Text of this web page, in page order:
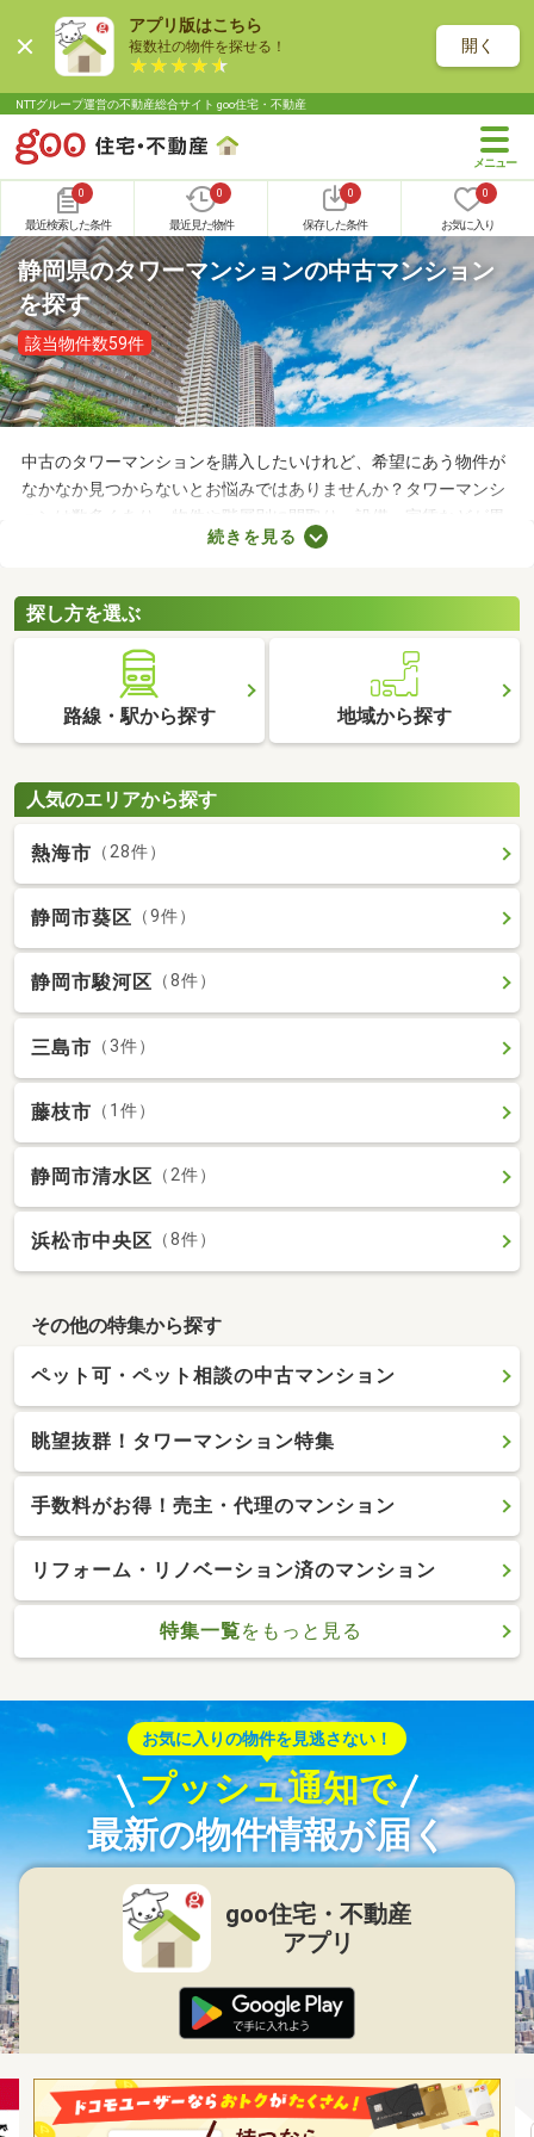
アプリ版はこちら
複数社の物件を探せる！ 開く
NTTグループ運営の不動産総合サイト goo住宅・不動産
0
最近検索した条件
0
最近見た物件
0
保存した条件
0
お気に入り
静岡県のタワーマンションの中古マンション
を探す
該当物件数59件
中古のタワーマンションを購入したいけれど、希望にあう物件が
なかなか見つからないとお悩みではありませんか？タワーマンシ
ョンは数多くあり、物件や階層別に間取り・設備・家賃などが異
なります。複数の物件を比較したうえで、希望にあうお部屋を見
ますので、物件の特徴を見比べてみましょう。
続きを見る
探し方を選ぶ
路線・駅から探す 地域から探す
人気のエリアから探す
熱海市 （28件）
静岡市葵区 （9件）
静岡市駿河区 （8件）
三島市 （3件）
藤枝市 （1件）
静岡市清水区 （2件）
浜松市中央区 （8件）
その他の特集から探す
ペット可・ペット相談の中古マンション
眺望抜群！タワーマンション特集
手数料がお得！売主・代理のマンション
リフォーム・リノベーション済のマンション
特集一覧をもっと見る
お気に入りの物件を見逃さない！
プッシュ通知で
最新の物件情報が届く
goo住宅・不動産
アプリ